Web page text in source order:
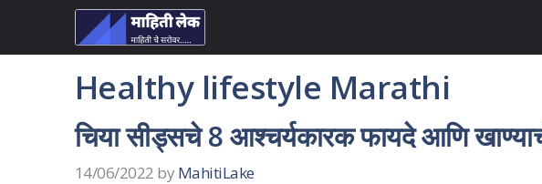
Healthy lifestyle Marathi
चिया सीड्सचे 8 आश्चर्यकारक फायदे आणि
14/06/2022 by MahitiLake